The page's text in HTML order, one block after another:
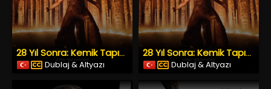
28 Yıl Sonra: Kemik Tapınağı (2026) İzle
Dublaj & Altyazı
28 Yıl Sonra: Kemik Tapınağı (2026) İzle
Dublaj & Altyazı